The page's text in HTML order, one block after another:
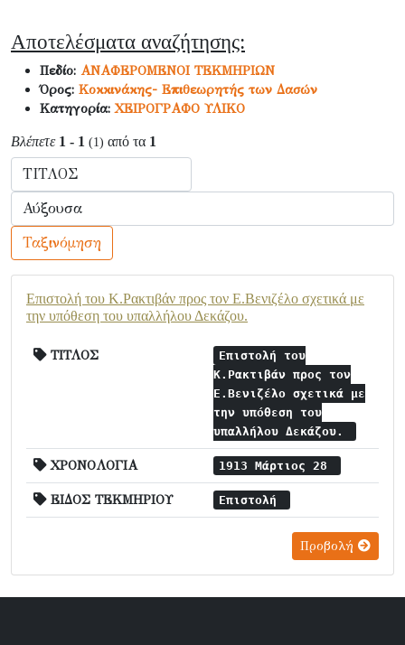
Αποτελέσματα αναζήτησης:
Πεδίο: ΑΝΑΦΕΡΟΜΕΝΟΙ ΤΕΚΜΗΡΙΩΝ
Όρος: Κοκκινάκης- Επιθεωρητής των Δασών
Κατηγορία:ΧΕΙΡΟΓΡΑΦΟ ΥΛΙΚΟ
Βλέπετε 1 - 1 (1) από τα 1
Ταξινόμηση
Επιστολή του Κ.Ρακτιβάν προς τον Ε.Βενιζέλο σχετικά με
την υπόθεση του υπαλλήλου Δεκάζου.
ΤΙΤΛΟΣ
Επιστολή του
Κ.Ρακτιβάν προς τον
Ε.Βενιζέλο σχετικά με
την υπόθεση του
υπαλλήλου Δεκάζου.
ΧΡΟΝΟΛΟΓΙΑ 1913 Μάρτιος 28
ΕΙΔΟΣ ΤΕΚΜΗΡΙΟΥ Επιστολή
Προβολή